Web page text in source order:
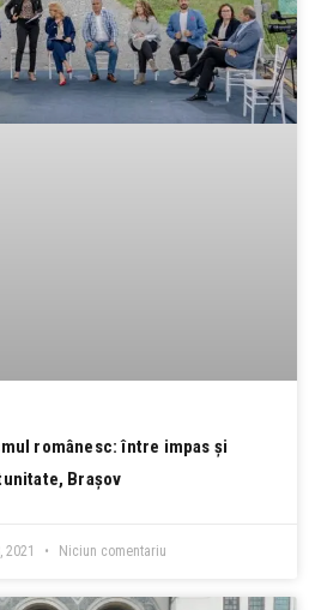
românesc: între impas și
Brașov
2021 Niciun comentariu